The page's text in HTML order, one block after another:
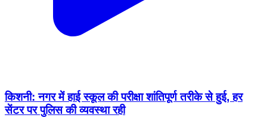
किशनी: नगर में हाई स्कूल की परीक्षा शांतिपूर्ण तरीके से हुई, हर
सेंटर पर पुलिस की व्यवस्था रही